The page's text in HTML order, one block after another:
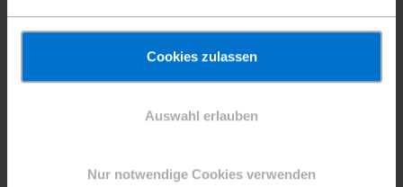
Cookies zulassen
Auswahl erlauben
Nur notwendige Cookies verwenden
Kawsara (15) hat in den Plan